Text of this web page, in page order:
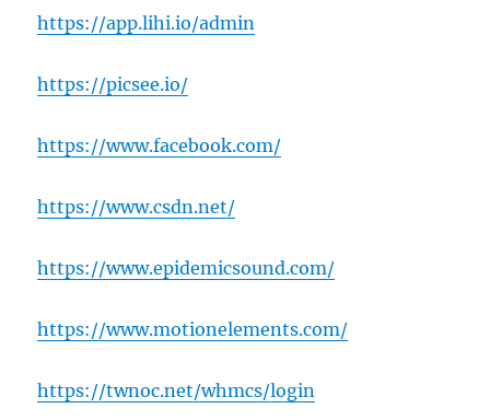
https://app.lihi.io/admin
https://picsee.io/
https://www.facebook.com/
https://www.csdn.net/
https://www.epidemicsound.com/
https://www.motionelements.com/
https://twnoc.net/whmcs/login